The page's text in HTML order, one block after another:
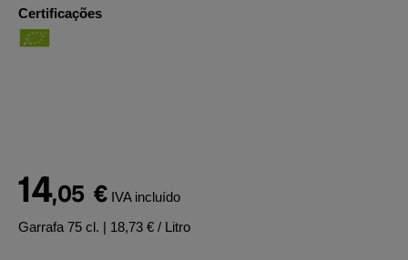
Certificações
14,05 € IVA incluído
Garrafa 75 cl. | 18,73 € / Litro